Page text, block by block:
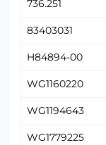
736.251
83403031
H84894-00
WG1160220
WG1194643
WG1779225